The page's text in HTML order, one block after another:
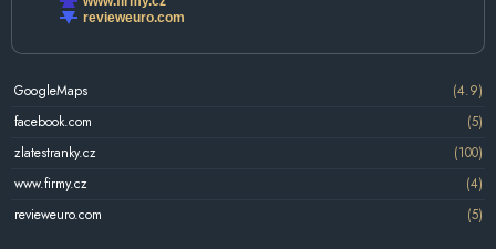
revieweuro.com
GoogleMaps
(4.9)
facebook.com
(5)
zlatestranky.cz
(100)
www.firmy.cz
(4)
revieweuro.com
(5)